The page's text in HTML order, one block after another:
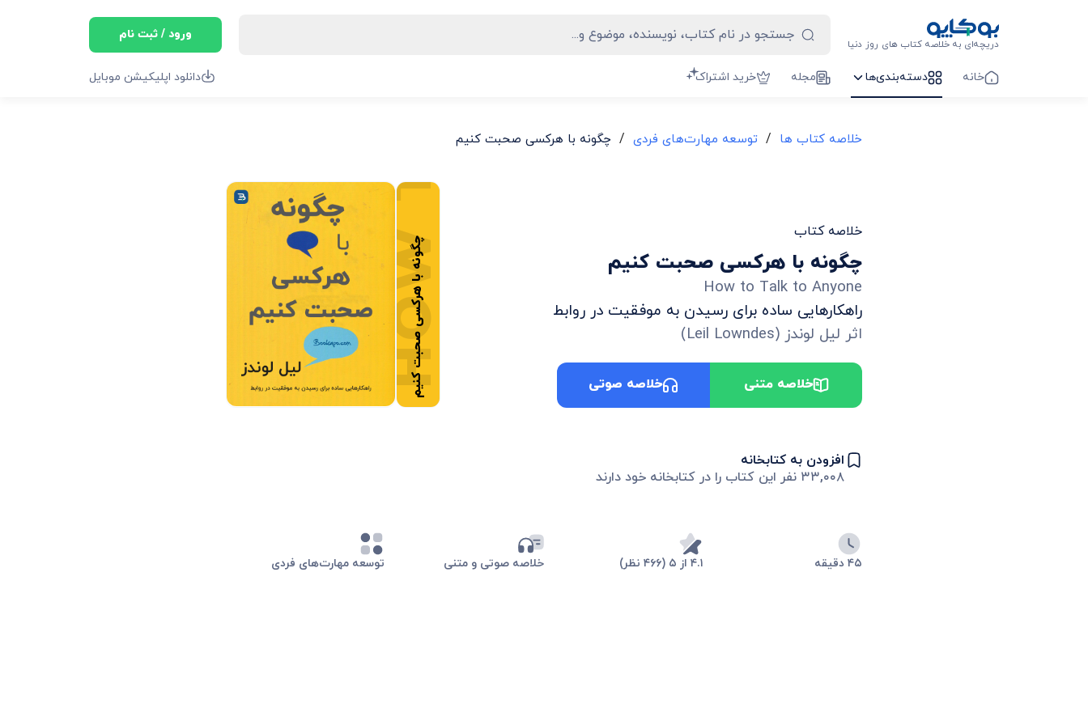
دریچه‌ای به خلاصه کتاب های روز دنیا
ورود / ثبت نام
خانه دسته‌بندی‌ها مجله خرید اشتراک دانلود اپلیکیشن موبایل
خلاصه کتاب ها / توسعه مهارت‌های فردی / چگونه با هرکسی صحبت کنیم
چگونه با هرکسی صحبت کنیم
خلاصه کتاب
چگونه با هرکسی صحبت کنیم
How to Talk to Anyone
راهکارهایی ساده برای رسیدن به موفقیت در روابط
اثر لیل لوندز (
Leil Lowndes
)
خلاصه متنی خلاصه صوتی
افزودن به کتابخانه
۳۳,۰۰۸ نفر این کتاب را در کتابخانه خود دارند
۴۵ دقیقه ۴.۱ از ۵ (۴۶۶ نظر) خلاصه صوتی و متنی توسعه مهارت‌های فردی